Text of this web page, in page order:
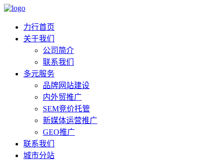
力行首页
关于我们
公司简介
联系我们
多元服务
品牌网站建设
内外贸推广
SEM竞价托管
新媒体运营推广
GEO推广
联系我们
城市分站